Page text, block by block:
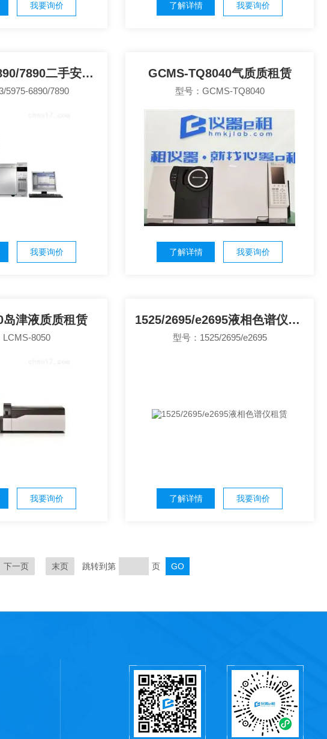
我要询价 了解详情 我要询价
5973/5975-6890/7890二手安捷伦仪器
5975-6890/7890
我要询价
GCMS-TQ8040气质质租赁
型号：GCMS-TQ8040
了解详情 我要询价
岛津液质质租赁
LCMS-8050
我要询价
1525/2695/e2695液相色谱仪租赁
型号：1525/2695/e2695
了解详情 我要询价
下一页 末页 跳转到第 页